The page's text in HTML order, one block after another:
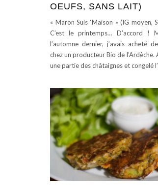
OEUFS, SANS LAIT)
« Maron Suis ‘Maison » (IG moyen,
C’est le printemps… D’accord !
l’automne dernier, j’avais acheté
chez un producteur Bio de l’Ardèche.
une partie des châtaignes et congelé